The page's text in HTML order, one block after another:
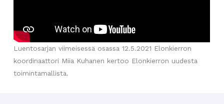
Luentosarjan viimeisessä osassa 12.5.2021 Elonkierron
koordinaattori Miia Kuhanen kertoo Elonkierron uudesta
toimintamallista.